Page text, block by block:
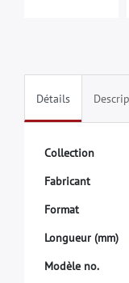
Détails
Collection
Fabricant
Format
Longueur (mm)
Modèle no.